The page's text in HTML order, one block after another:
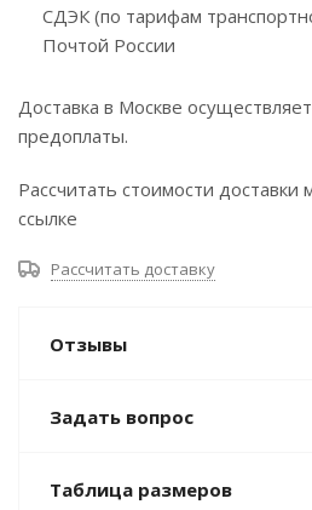
СДЭК (по тарифам
Почтой России
Доставка в Москве
предоплаты.
Рассчитать стоимости
ссылке
Рассчитать доставку
Отзывы
Задать вопрос
Таблица размеров